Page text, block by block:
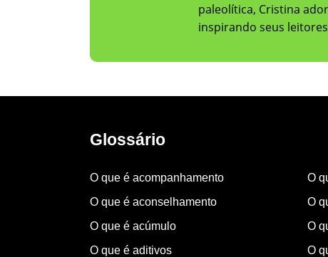
paleolítica, Cristina
inspirando seus
Glossário
O que é acompanhamento
O que é aconselhamento
O que é acúmulo
O que é aditivos
O
O
O
O